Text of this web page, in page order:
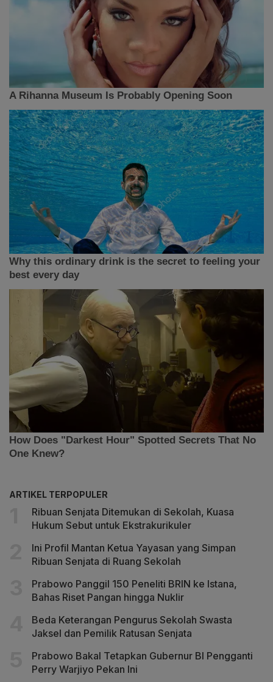
ARTIKEL TERPOPULER
Ribuan Senjata Ditemukan di Sekolah, Kuasa
Hukum Sebut untuk Ekstrakurikuler
Ini Profil Mantan Ketua Yayasan yang Simpan
Ribuan Senjata di Ruang Sekolah
Prabowo Panggil 150 Peneliti BRIN ke Istana,
Bahas Riset Pangan hingga Nuklir
Beda Keterangan Pengurus Sekolah Swasta
Jaksel dan Pemilik Ratusan Senjata
Prabowo Bakal Tetapkan Gubernur BI Pengganti
Perry Warjiyo Pekan Ini